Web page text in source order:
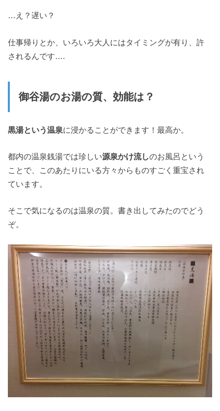
…え？遅い？
仕事帰りとか、いろいろ大人にはタイミングが有り、許
されるんです….
御谷湯のお湯の質、効能は？
黒湯という温泉に浸かることができます！最高か。
都内の温泉銭湯では珍しい源泉かけ流しのお風呂という
ことで、このあたりにいる方々からものすごく重宝され
ています。
そこで気になるのは温泉の質。書き出してみたのでどう
ぞ。